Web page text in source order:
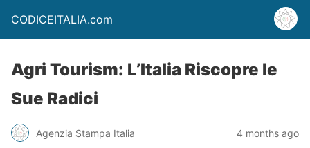
CODICEITALIA.com
Agri Tourism: L’Italia Riscopre le
Sue Radici
Agenzia Stampa Italia 4 months ago